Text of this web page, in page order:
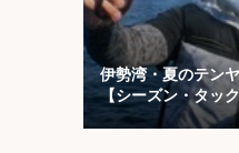
伊勢湾・夏のテン
【シーズン・タッ
解説】